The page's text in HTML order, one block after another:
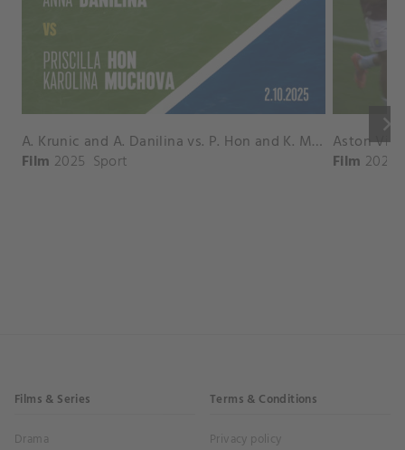
keyboard_arrow_right
A. Krunic and A. Danilina vs. P. Hon and K. Muchova Match Highlights - BEIJING_Capital Group Diamond ( October 02, 2025)
Film 2025 Sport Film 2026
Films & Series
Drama
Terms & Conditions
Privacy policy